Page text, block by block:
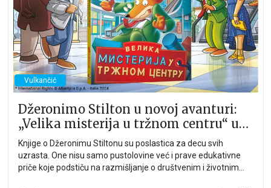
Vulkančić
Džeronimo Stilton u novoj avanturi:
„Velika misterija u tržnom centru“ u
prodaji
Knjige o Džeronimu Stiltonu su poslastica za decu svih
uzrasta. One nisu samo pustolovine već i prave edukativne
priče koje podstiču na razmišljanje o društvenim i životnim